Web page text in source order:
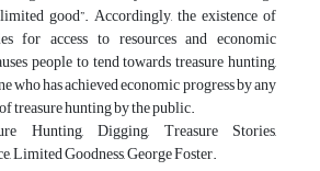
good”. Accordingly, the existence of
for access to resources and economic
people to tend towards treasure hunting,
who has achieved economic progress by any
treasure hunting by the public.
Hunting, Digging, Treasure Stories,
Limited Goodness, George Foster.